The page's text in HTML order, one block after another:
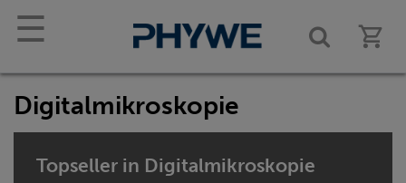
☰
Digitalmikroskopie
Topseller in Digitalmikroskopie